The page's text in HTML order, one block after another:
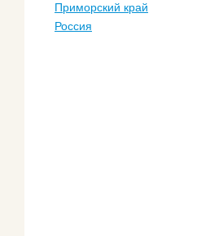
Приморский край
Россия